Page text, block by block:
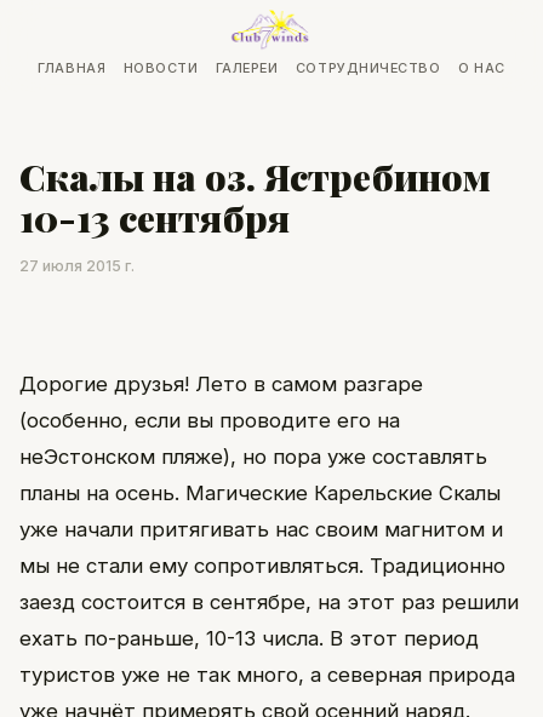
ГЛАВНАЯ НОВОСТИ ГАЛЕРЕИ СОТРУДНИЧЕСТВО О НАС
Скалы на оз. Ястребином
10-13 сентября
27 июля 2015 г.
Дорогие друзья! Лето в самом разгаре
(особенно, если вы проводите его на
неЭстонском пляже), но пора уже составлять
планы на осень. Магические Карельские Скалы
уже начали притягивать нас своим магнитом и
мы не стали ему сопротивляться. Традиционно
заезд состоится в сентябре, на этот раз решили
ехать по-раньше, 10-13 числа. В этот период
туристов уже не так много, а северная природа
уже начнёт примерять свой осенний наряд.